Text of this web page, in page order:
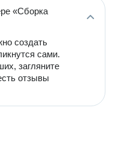
«Сборка
создать
сами.
загляните
отзывы